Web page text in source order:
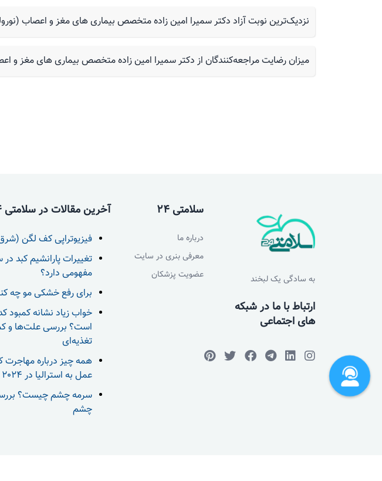
نزدیک‌ترین نوبت آزاد دکتر سمیرا امین زاده متخصص بیماری های مغز و اعصاب
میزان رضایت مراجعه‌کنندگان از دکتر سمیرا امین زاده متخصص بیماری های مغز و
به سادگی یک لبخند
ارتباط با ما در شبکه
های اجتماعی
سلامتی 24
درباره ما
معرفی بنری در سایت
عضویت پزشکان
آخرین مقالات در سلامتی 24
فیزیوتراپی کف لگن
تغییرات پارانشیم کبد
مفهومی دارد؟
برای رفع خشکی مو چه
خواب زیاد نشانه کمبود
است؟ بررسی علت‌ها و
تغذیه‌ای
همه چیز درباره مهاجرت
عمل به استرالیا در 2024
سرمه چشم چیست؟
چشم